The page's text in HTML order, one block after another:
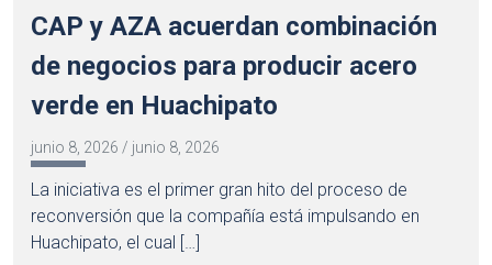
CAP y AZA acuerdan combinación
de negocios para producir acero
verde en Huachipato
junio 8, 2026 / junio 8, 2026
La iniciativa es el primer gran hito del proceso de
reconversión que la compañía está impulsando en
Huachipato, el cual […]